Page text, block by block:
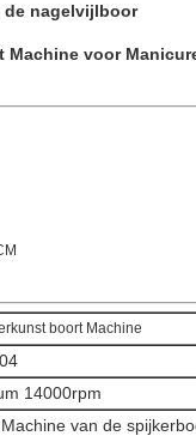
de nagelvijlboor
voor
boort Machine
14000rpm
van de